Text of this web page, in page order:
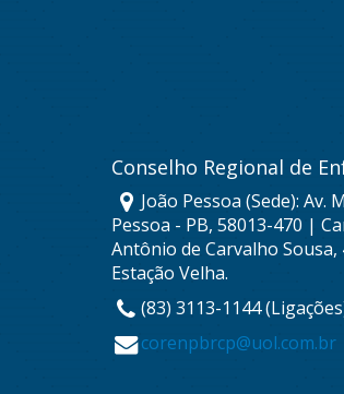
Conselho Regional de
João Pessoa (Sede):
Pessoa - PB, 58013-470 |
Antônio de Carvalho Sousa,
Estação Velha.
(83) 3113-1144
corenpbrcp@uol.com.br